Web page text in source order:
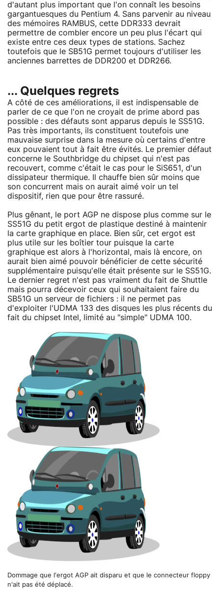
d'autant plus important que l'on connaît les besoins
gargantuesques du Pentium 4. Sans parvenir au niveau
des mémoires RAMBUS, cette DDR333 devrait
permettre de combler encore un peu plus l'écart qui
existe entre ces deux types de stations. Sachez
toutefois que le SB51G permet toujours d'utiliser les
anciennes barrettes de DDR200 et DDR266.
... Quelques regrets
A côté de ces améliorations, il est indispensable de
parler de ce que l'on ne croyait de prime abord pas
possible : des défauts sont apparus depuis le SS51G.
Pas très importants, ils constituent toutefois une
mauvaise surprise dans la mesure où certains d'entre
eux pouvaient tout à fait être évités. Le premier défaut
concerne le Southbridge du chipset qui n'est pas
recouvert, comme c'était le cas pour le SiS651, d'un
dissipateur thermique. Il chauffe bien sûr moins que
son concurrent mais on aurait aimé voir un tel
dispositif, rien que pour être rassuré.
Plus gênant, le port AGP ne dispose plus comme sur le
SS51G du petit ergot de plastique destiné à maintenir
la carte graphique en place. Bien sûr, cet ergot est
plus utile sur les boîtier tour puisque la carte
graphique est alors à l'horizontal, mais là encore, on
aurait bien aimé pouvoir bénéficier de cette sécurité
supplémentaire puisqu'elle était présente sur le SS51G.
Le dernier regret n'est pas vraiment du fait de Shuttle
mais pourra décevoir ceux qui souhaitaient faire du
SB51G un serveur de fichiers : il ne permet pas
d'exploiter l'UDMA 133 des disques les plus récents du
fait du chipset Intel, limité au "simple" UDMA 100.
Dommage que l'ergot AGP ait disparu et que le connecteur floppy
n'ait pas été déplacé.